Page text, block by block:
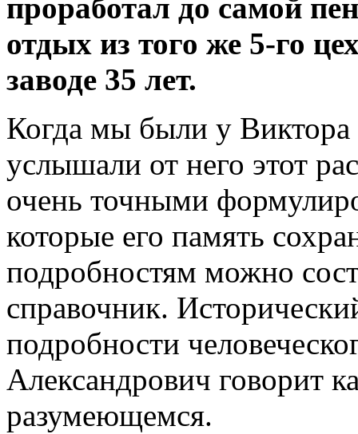
проработал до самой
отдых из того же 5-го
заводе 35 лет.
Когда мы были у Виктора
услышали от него этот
очень точными
которые его память
подробностям можно
справочник.
подробности
Александрович говорит
разумеющемся.